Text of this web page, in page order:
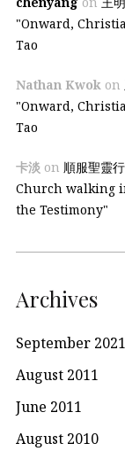
"Onward,
Tao
Nathan Kwok on
"Onward,
Tao
卡淡 on 順服聖靈
Church walking
the Testimony"
Archives
September 2021
August 2011
June 2011
August 2010